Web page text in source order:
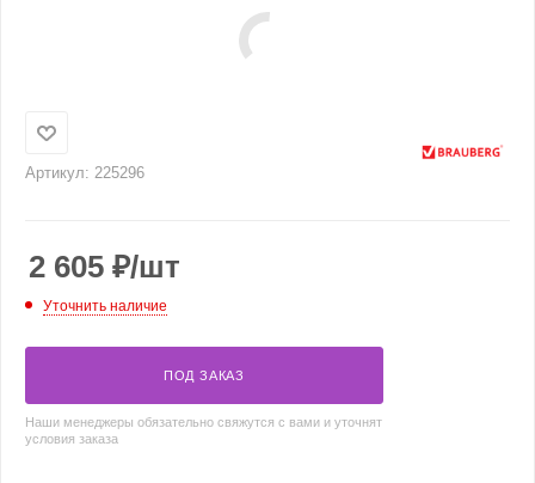
Артикул: 225296
2 605 ₽/шт
Уточнить наличие
ПОД ЗАКАЗ
Наши менеджеры обязательно свяжутся с вами и уточнят
условия заказа